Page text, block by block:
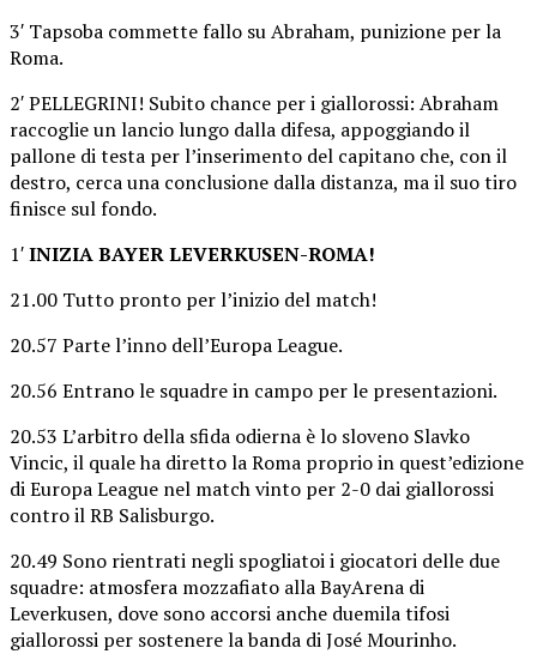
3′ Tapsoba commette fallo su Abraham, punizione per la
Roma.
2′ PELLEGRINI! Subito chance per i giallorossi: Abraham
raccoglie un lancio lungo dalla difesa, appoggiando il
pallone di testa per l’inserimento del capitano che, con il
destro, cerca una conclusione dalla distanza, ma il suo tiro
finisce sul fondo.
1′INIZIA BAYER LEVERKUSEN-ROMA!
21.00 Tutto pronto per l’inizio del match!
20.57 Parte l’inno dell’Europa League.
20.56 Entrano le squadre in campo per le presentazioni.
20.53 L’arbitro della sfida odierna è lo sloveno Slavko
Vincic, il quale ha diretto la Roma proprio in quest’edizione
di Europa League nel match vinto per 2-0 dai giallorossi
contro il RB Salisburgo.
20.49 Sono rientrati negli spogliatoi i giocatori delle due
squadre: atmosfera mozzafiato alla BayArena di
Leverkusen, dove sono accorsi anche duemila tifosi
giallorossi per sostenere la banda di José Mourinho.